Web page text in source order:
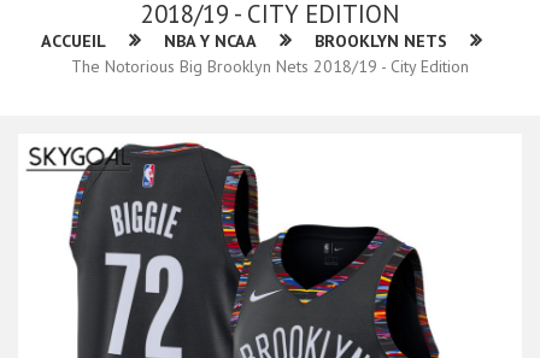
2018/19 - CITY EDITION
ACCUEIL NBA Y NCAA
BROOKLYN NETS
The Notorious Big Brooklyn Nets 2018/19 - City Edition